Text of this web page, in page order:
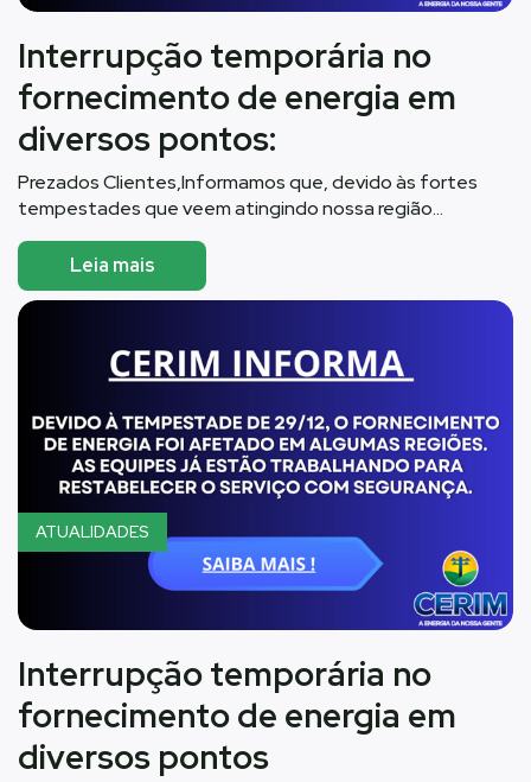
Interrupção temporária no
fornecimento de energia em
diversos pontos:
Prezados Clientes,Informamos que, devido às fortes
tempestades que veem atingindo nossa região…
Leia mais
ATUALIDADES
Interrupção temporária no
fornecimento de energia em
diversos pontos